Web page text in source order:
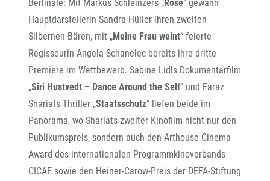
Berlinale: Mit Markus Schleinzers „Rose“ gewann
Hauptdarstellerin Sandra Hüller ihren zweiten
Silbernen Bären, mit „Meine Frau weint“ feierte
Regisseurin Angela Schanelec bereits ihre dritte
Premiere im Wettbewerb. Sabine Lidls Dokumentarfilm
„Siri Hustvedt – Dance Around the Self” und Faraz
Shariats Thriller „Staatsschutz“ liefen beide im
Panorama, wo Shariats zweiter Kinofilm nicht nur den
Publikumspreis, sondern auch den Arthouse Cinema
Award des internationalen Programmkinoverbands
CICAE sowie den Heiner-Carow-Preis der DEFA-Stiftung